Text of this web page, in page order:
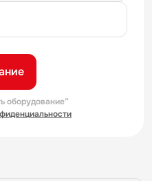
оборудование”